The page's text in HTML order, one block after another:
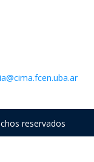
reservados